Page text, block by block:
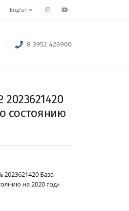
English
8 3952 426900
состоянию
База
на 2020 год»